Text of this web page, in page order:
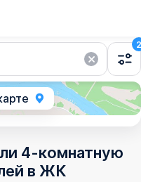
2
4-комнатную
в ЖК